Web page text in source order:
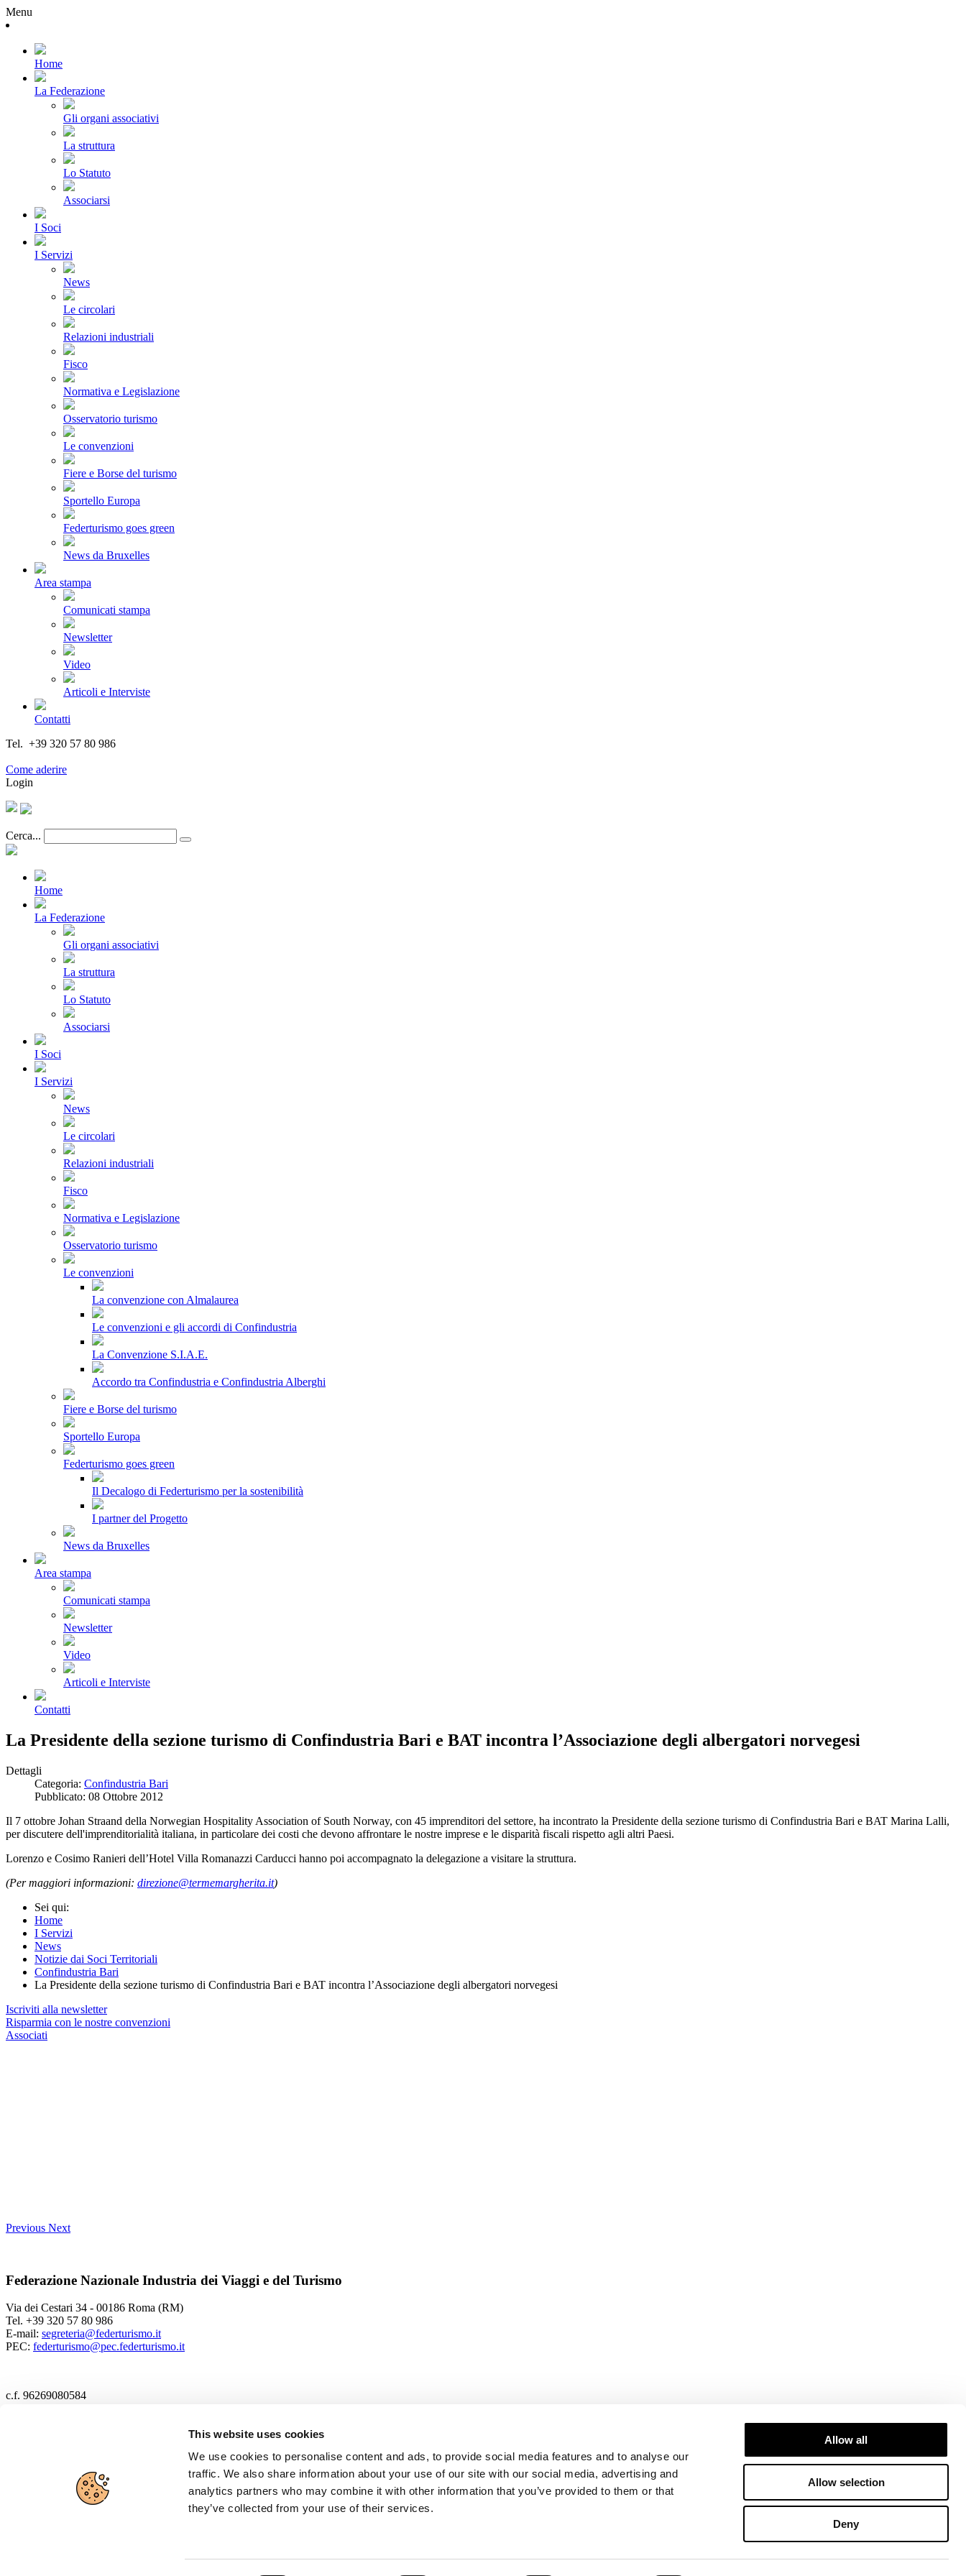
This website uses cookies
We use cookies to personalise content and ads, to provide social media features and to analyse our
traffic. We also share information about your use of our site with our social media, advertising and
analytics partners who may combine it with other information that you’ve provided to them or that
they’ve collected from your use of their services.
Allow all
Allow selection
Deny
Menu
Home
La Federazione
Gli organi associativi
La struttura
Lo Statuto
Associarsi
I Soci
I Servizi
News
Le circolari
Relazioni industriali
Fisco
Normativa e Legislazione
Osservatorio turismo
Le convenzioni
Fiere e Borse del turismo
Sportello Europa
Federturismo goes green
News da Bruxelles
Area stampa
Comunicati stampa
Newsletter
Video
Articoli e Interviste
Contatti
Tel. +39 320 57 80 986
Come aderire
Login
Cerca...
Home
La Federazione
Gli organi associativi
La struttura
Lo Statuto
Associarsi
I Soci
I Servizi
News
Le circolari
Relazioni industriali
Fisco
Normativa e Legislazione
Osservatorio turismo
Le convenzioni
La convenzione con Almalaurea
Le convenzioni e gli accordi di Confindustria
La Convenzione S.I.A.E.
Accordo tra Confindustria e Confindustria Alberghi
Fiere e Borse del turismo
Sportello Europa
Federturismo goes green
Il Decalogo di Federturismo per la sostenibilità
I partner del Progetto
News da Bruxelles
Area stampa
Comunicati stampa
Newsletter
Video
Articoli e Interviste
Contatti
La Presidente della sezione turismo di Confindustria Bari e BAT incontra l’Associazione degli albergatori norvegesi
Dettagli
Categoria: Confindustria Bari
Pubblicato: 08 Ottobre 2012
Il 7 ottobre Johan Straand della Norwegian Hospitality Association of South Norway, con 45 imprenditori del settore, ha incontrato la Presidente della sezione turismo di Confindustria Bari e BAT Marina Lalli,
per discutere dell'imprenditorialità italiana, in particolare dei costi che devono affrontare le nostre imprese e le disparità fiscali rispetto agli altri Paesi.
Lorenzo e Cosimo Ranieri dell’Hotel Villa Romanazzi Carducci hanno poi accompagnato la delegazione a visitare la struttura.
(Per maggiori informazioni: direzione@termemargherita.it)
Sei qui:
Home
I Servizi
News
Notizie dai Soci Territoriali
Confindustria Bari
La Presidente della sezione turismo di Confindustria Bari e BAT incontra l’Associazione degli albergatori norvegesi
Iscriviti alla newsletter
Risparmia con le nostre convenzioni
Associati
Previous Next
Federazione Nazionale Industria dei Viaggi e del Turismo
Via dei Cestari 34 - 00186 Roma (RM)
Tel. +39 320 57 80 986
E-mail: segreteria@federturismo.it
PEC: federturismo@pec.federturismo.it
c.f. 96269080584
Privacy policy